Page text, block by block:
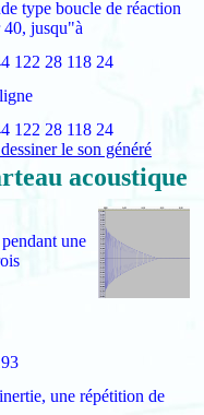
type boucle de réaction
40, jusqu"à
122 28 118 24
122 28 118 24
le son généré
acoustique
une
une répétition de